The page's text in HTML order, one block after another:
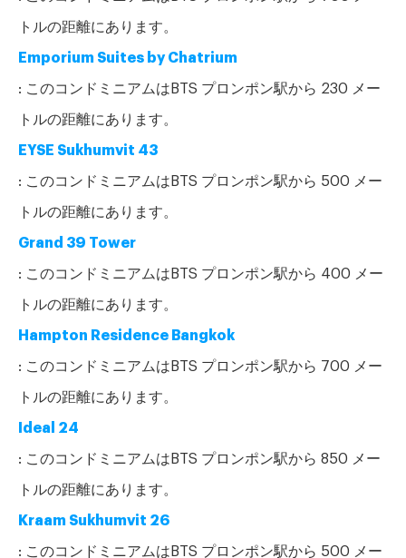
トルの距離にあります。
Emporium Suites by Chatrium
: このコンドミニアムはBTS プロンポン駅から 230 メー
トルの距離にあります。
EYSE Sukhumvit 43
: このコンドミニアムはBTS プロンポン駅から 500 メー
トルの距離にあります。
Grand 39 Tower
: このコンドミニアムはBTS プロンポン駅から 400 メー
トルの距離にあります。
Hampton Residence Bangkok
: このコンドミニアムはBTS プロンポン駅から 700 メー
トルの距離にあります。
Ideal 24
: このコンドミニアムはBTS プロンポン駅から 850 メー
トルの距離にあります。
Kraam Sukhumvit 26
: このコンドミニアムはBTS プロンポン駅から 500 メー